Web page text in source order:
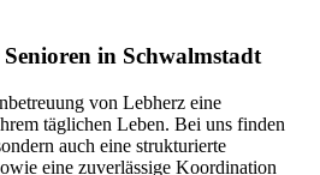
in Schwalmstadt
von Lebherz eine
täglichen Leben. Bei uns finden
auch eine strukturierte
eine zuverlässige Koordination